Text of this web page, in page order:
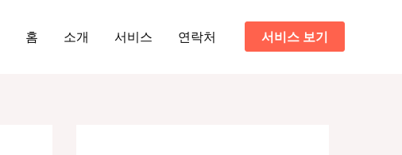
홈 소개 서비스 연락처 서비스 보기